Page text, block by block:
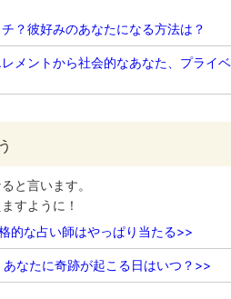
？彼好みのあなたになる方法は？
メントから社会的なあなた、プライベ
と言います。
すように！
的な占い師はやっぱり当たる>>
なたに奇跡が起こる日はいつ？>>